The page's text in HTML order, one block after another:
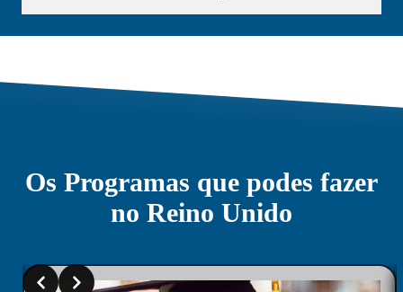
Os Programas que podes fazer
no Reino Unido